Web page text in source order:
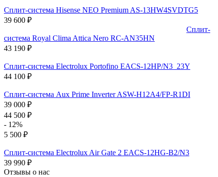
Сплит-система Hisense NEO Premium AS-13HW4SVDTG5
39 600 ₽
Сплит-
система Royal Clima Attica Nero RC-AN35HN
43 190 ₽
Сплит-система Electrolux Portofino EACS-12HP/N3_23Y
44 100 ₽
Сплит-система Aux Prime Inverter ASW-H12A4/FP-R1DI
39 000 ₽
44 500 ₽
- 12%
5 500 ₽
Сплит-система Electrolux Air Gate 2 EACS-12HG-B2/N3
39 990 ₽
Отзывы о нас